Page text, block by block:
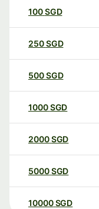
100SGD
250SGD
500SGD
1000SGD
2000SGD
5000SGD
10000 SGD